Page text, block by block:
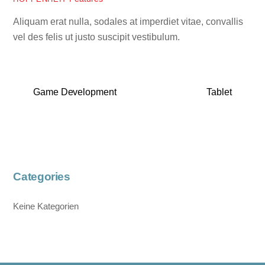
Aliquam erat nulla, sodales at imperdiet vitae, convallis
vel des felis ut justo suscipit vestibulum.
Game Development Tablet
Categories
Keine Kategorien